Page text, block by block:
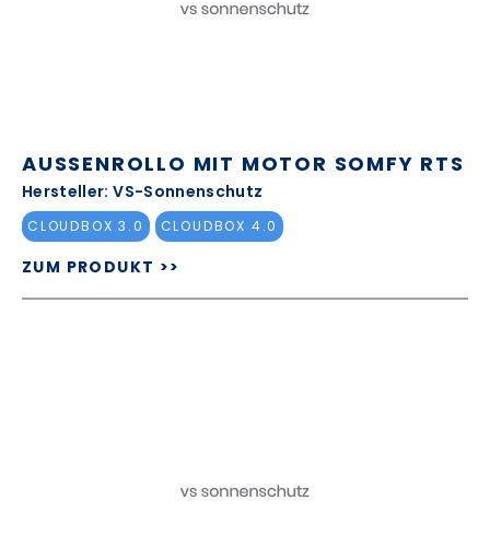
AUSSENROLLO MIT MOTOR SOMFY RTS
Hersteller: VS-Sonnenschutz
CLOUDBOX 3.0 CLOUDBOX 4.0
ZUM PRODUKT >>